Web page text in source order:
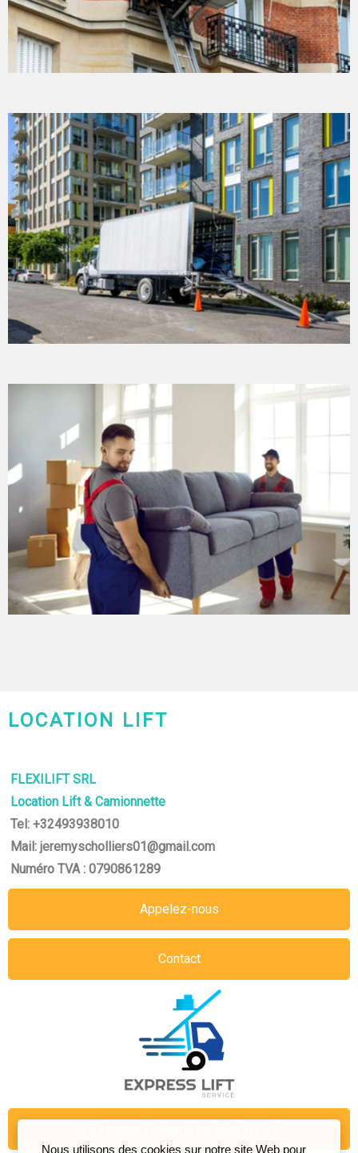
LOCATION LIFT
FLEXILIFT SRL
Location Lift & Camionnette
Tel: +32493938010
Mail: jeremyscholliers01@gmail.com
Numéro TVA : 0790861289
Appelez-nous
Contact
Nous utilisons des cookies sur notre site Web pour